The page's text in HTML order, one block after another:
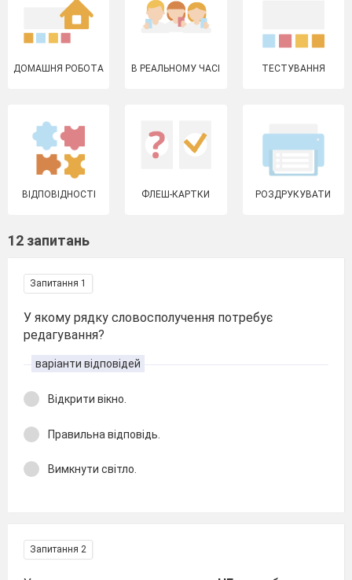
ДОМАШНЯ РОБОТА В РЕАЛЬНОМУ ЧАСІ ТЕСТУВАННЯ
ВІДПОВІДНОСТІ ФЛЕШ-КАРТКИ РОЗДРУКУВАТИ
12 запитань
Запитання 1
У якому рядку словосполучення потребує
редагування?
варіанти відповідей
Відкрити вікно.
Правильна відповідь.
Вимкнути світло.
Запитання 2